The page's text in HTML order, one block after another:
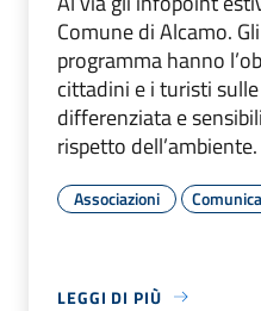
Comune di Alcamo.
programma hanno
cittadini e i turisti
differenziata e
rispetto dell’ambiente.
Associazioni
LEGGI DI PIÙ